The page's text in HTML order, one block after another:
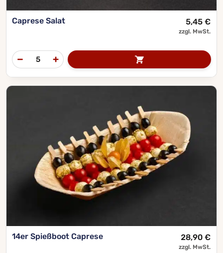
Caprese Salat 5,45 €
zzgl. MwSt.
14er Spießboot Caprese 28,90 €
zzgl. MwSt.